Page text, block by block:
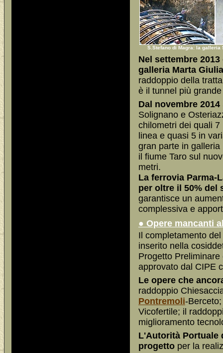
S.Stefano di Magra: la
Nel settembre
galleria Marta Giulia
raddoppio della
è il tunnel più
Dal novembre
Solignano e
chilometri dei quali
linea e quasi 5 in
gran parte in
il fiume Taro sul
metri.
La ferrovia Parma-
per oltre il 50% del
garantisce un
complessiva e
● Opere mancanti
Il completamento
inserito nella
Progetto
approvato dal CIPE
Le opere che
raddoppio
Pontremoli-
Vicofertile; il
miglioramento
L'Autorità Portuale
progetto per la